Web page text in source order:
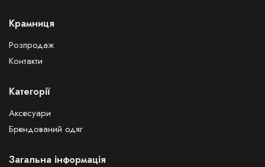
Крамниця
Розпродаж
Контакти
Категорії
Аксесуари
Брендований одяг
Загальна інформація